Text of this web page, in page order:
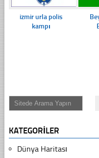
izmir urla polis
kampı
KATEGORILER
Dünya Haritası